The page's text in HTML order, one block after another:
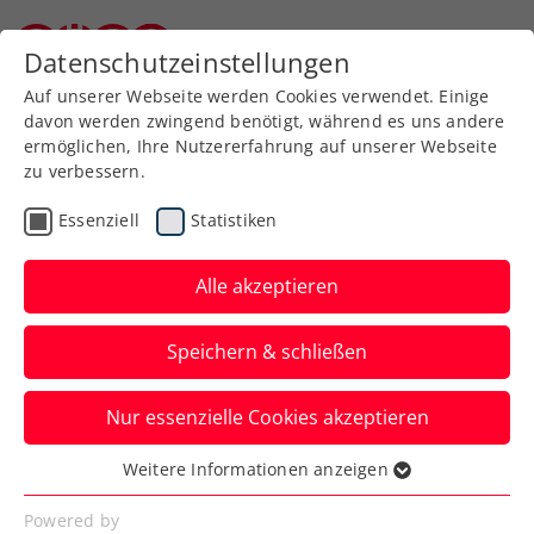
Zurück zur Newsübersicht
Turniere
Danube Upper Austria
Open powered by SKE
2023: Thiem und Monfils
als Zugpferde in
Mauthausen
Der ATP-100-Sandplatz-Challenger an der
Datenschutzeinstellungen
Auf unserer Webseite werden Cookies verwendet. Einige
davon werden zwingend benötigt, während es uns andere
ermöglichen, Ihre Nutzererfahrung auf unserer Webseite
zu verbessern.
Essenziell Statistiken
Alle akzeptieren
Speichern & schließen
Nur essenzielle Cookies akzeptieren
Essenziell
Essenzielle Cookies werden für grundlegende
Weitere Informationen anzeigen
Powered by